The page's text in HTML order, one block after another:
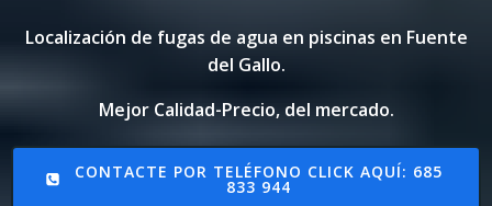
Localización de fugas de agua en piscinas en Fuente
del Gallo.
Mejor Calidad-Precio, del mercado.
CONTACTE POR TELÉFONO CLICK AQUÍ: 685
833 944